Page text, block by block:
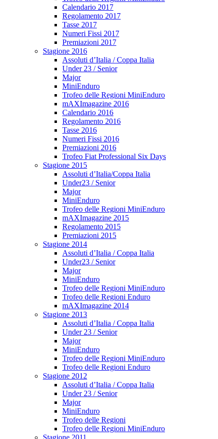
Calendario 2017
Regolamento 2017
Tasse 2017
Numeri Fissi 2017
Premiazioni 2017
Stagione 2016
Assoluti d’Italia / Coppa Italia
Under 23 / Senior
Major
MiniEnduro
Trofeo delle Regioni MiniEnduro
mAXImagazine 2016
Calendario 2016
Regolamento 2016
Tasse 2016
Numeri Fissi 2016
Premiazioni 2016
Trofeo Fiat Professional Six Days
Stagione 2015
Assoluti d’Italia/Coppa Italia
Under23 / Senior
Major
MiniEnduro
Trofeo delle Regioni MiniEnduro
mAXImagazine 2015
Regolamento 2015
Premiazioni 2015
Stagione 2014
Assoluti d’Italia / Coppa Italia
Under23 / Senior
Major
MiniEnduro
Trofeo delle Regioni MiniEnduro
Trofeo delle Regioni Enduro
mAXImagazine 2014
Stagione 2013
Assoluti d’Italia / Coppa Italia
Under 23 / Senior
Major
MiniEnduro
Trofeo delle Regioni MiniEnduro
Trofeo delle Regioni Enduro
Stagione 2012
Assoluti d’Italia / Coppa Italia
Under 23 / Senior
Major
MiniEnduro
Trofeo delle Regioni
Trofeo delle Regioni MiniEnduro
Stagione 2011